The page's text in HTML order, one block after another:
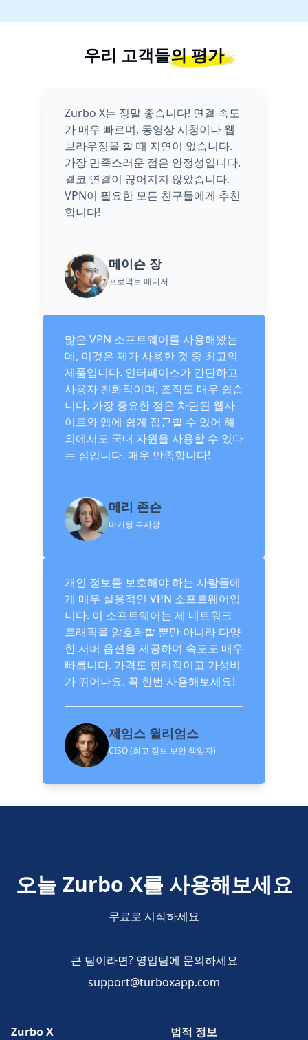
우리 고객들의 평가
Zurbo X는 정말 좋습니다! 연결 속도
가 매우 빠르며, 동영상 시청이나 웹
브라우징을 할 때 지연이 없습니다.
가장 만족스러운 점은 안정성입니다.
결코 연결이 끊어지지 않았습니다.
VPN이 필요한 모든 친구들에게 추천
합니다!
메이슨 장
프로덕트 매니저
많은 VPN 소프트웨어를 사용해봤는
데, 이것은 제가 사용한 것 중 최고의
제품입니다. 인터페이스가 간단하고
사용자 친화적이며, 조작도 매우 쉽습
니다. 가장 중요한 점은 차단된 웹사
이트와 앱에 쉽게 접근할 수 있어 해
외에서도 국내 자원을 사용할 수 있다
는 점입니다. 매우 만족합니다!
메리 존슨
마케팅 부사장
개인 정보를 보호해야 하는 사람들에
게 매우 실용적인 VPN 소프트웨어입
니다. 이 소프트웨어는 제 네트워크
트래픽을 암호화할 뿐만 아니라 다양
한 서버 옵션을 제공하며 속도도 매우
빠릅니다. 가격도 합리적이고 가성비
가 뛰어나요. 꼭 한번 사용해보세요!
제임스 윌리엄스
CISO (최고 정보 보안 책임자)
오늘 Zurbo X를 사용해보세요
무료로 시작하세요
큰 팀이라면? 영업팀에 문의하세요
support@turboxapp.com
Zurbo X 법적 정보